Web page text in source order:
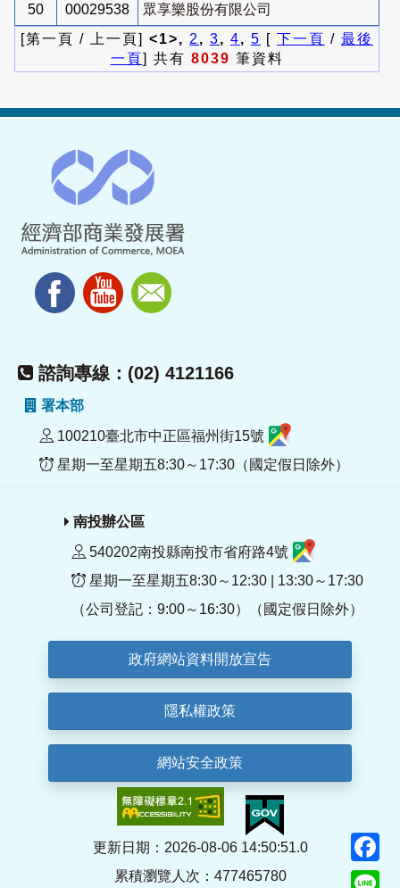
50 00029538
眾享樂股份有限公司
[第一頁 / 上一頁] <1>, 2 , 3, 4, 5 [ 下一頁 / 最後
一頁] 共有 8039 筆資料
諮詢專線：(02) 4121166
署本部
100210臺北市中正區福州街15號
星期一至星期五8:30～17:30（國定假日除外）
南投辦公區
540202南投縣南投市省府路4號
星期一至星期五8:30～12:30 | 13:30～17:30
（公司登記：9:00～16:30）（國定假日除外）
政府網站資料開放宣告
隱私權政策
網站安全政策
更新日期：2026-08-06 14:50:51.0
累積瀏覽人次：477465780